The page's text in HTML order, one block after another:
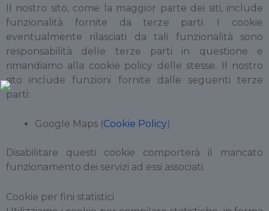
Il nostro sito, come la maggior parte dei siti, include
funzionalità fornite da terze parti. I cookie
eventualmente rilasciati da tali funzionalità sono
responsabilità delle terze parti in questione e
rimandiamo alla cookie policy delle stesse. Il nostro
sito include funzioni fornite dalle seguenti terze
parti:
Google Maps (Cookie Policy)
Disabilitare questi cookie comporterà il mancato
funzionamento dei servizi ad essi associati.
Cookie per fini statistici